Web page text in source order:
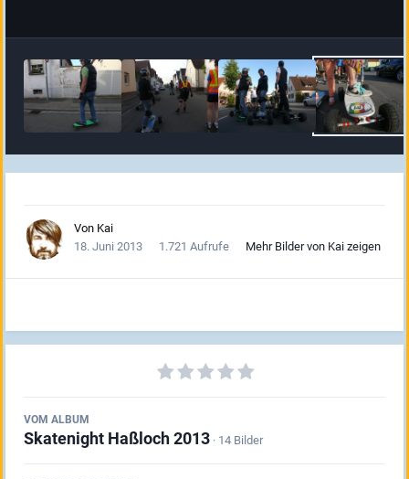
Von Kai
18. Juni 2013
1.721 Aufrufe Mehr Bilder von Kai zeigen
VOM ALBUM
Skatenight Haßloch 2013 · 14 Bilder